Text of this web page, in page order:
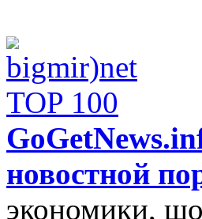
новостной
экономики,